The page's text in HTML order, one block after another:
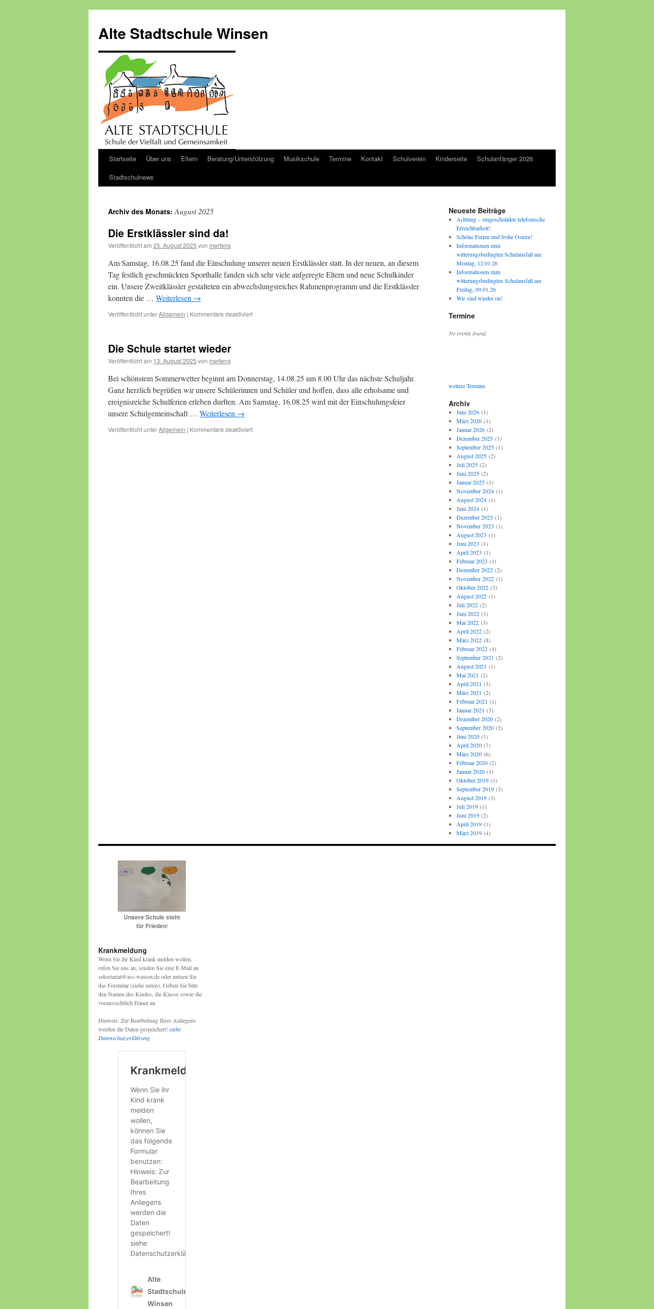
springen
Alte Stadtschule Winsen
Startseite Über uns Eltern Beratung/Unterstützung Musikschule Termine Kontakt Schulverein Kinderseite
Schulanfänger 2026
Stadtschulnews
Archiv des Monats:August 2025
Die Erstklässler sind da!
Veröffentlicht am 25. August 2025 von mertens
Am Samstag, 16.08.25 fand die Einschulung unserer neuen Erstklässler statt. In der neuen, an diesem
Tag festlich geschmückten Sporthalle fanden sich sehr viele aufgeregte Eltern und neue Schulkinder
ein. Unsere Zweitklässler gestalteten ein abwechslungsreiches Rahmenprogramm und die Erstklässler
konnten die … Weiterlesen →
Veröffentlicht unterAllgemein | Kommentare deaktiviertfür
Die Schule startet wieder
Veröffentlicht am 13. August 2025 von mertens
Bei schönstem Sommerwetter beginnt am Donnerstag, 14.08.25 um 8.00 Uhr das nächste Schuljahr.
Ganz herzlich begrüßen wir unsere Schülerinnen und Schüler und hoffen, dass alle erholsame und
ereignisreiche Schulferien erleben durften. Am Samstag, 16.08.25 wird mit der Einschulungsfeier
unsere Schulgemeinschaft … Weiterlesen →
Veröffentlicht unterAllgemein | Kommentare deaktiviertfür
Neueste Beiträge
Achtung – eingeschränkte telefonische
Erreichbarkeit!
Schöne Ferien und frohe Ostern!
Informationen zum
witterungsbedingten Schulausfall am
Montag, 12.01.26
Informationen zum
witterungsbedingten Schulausfall am
Freitag, 09.01.26
Wir sind wieder on!
Termine
No events found.
weitere Termine
Archiv
Juni 2026(1)
März 2026(1)
Januar 2026(2)
Dezember 2025(1)
September 2025(1)
August 2025(2)
Juli 2025(2)
Juni 2025(2)
Januar 2025(1)
November 2024(1)
August 2024(1)
Juni 2024(1)
Dezember 2023 (1)
November 2023 (1)
August 2023 (1)
Juni 2023 (1)
April 2023 (1)
Februar 2023 (1)
Dezember 2022(2)
November 2022(1)
Oktober 2022(3)
August 2022(1)
Juli 2022(2)
Juni 2022(1)
Mai 2022(3)
April 2022(2)
März 2022(8)
Februar 2022(4)
September 2021 (2)
August 2021 (1)
Mai 2021 (2)
April 2021 (3)
März 2021 (2)
Februar 2021 (1)
Januar 2021 (3)
Dezember 2020(2)
September 2020(2)
Juni 2020(1)
April 2020(7)
März 2020(6)
Februar 2020(2)
Januar 2020(1)
Oktober 2019(1)
September 2019(3)
August 2019(3)
Juli 2019(1)
Juni 2019(2)
April 2019(1)
März 2019(4)
Unsere Schule steht
für Frieden!
Krankmeldung
Wenn Sie ihr Kind krank melden wollen,
rufen Sie uns an, senden Sie eine E-Mail an
sekretariat@ass-winsen.de oder nutzen Sie
das Formular (siehe unten). Geben Sie bitte
den Namen des Kindes, die Klasse sowie die
voraussichtlich Dauer an.
Hinweis: Zur Bearbeitung Ihres Anliegens
werden die Daten gespeichert! siehe
Datenschutzerklärung